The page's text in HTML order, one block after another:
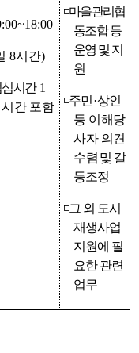
8시간)
심시간 1
시간 포함
◽마을관리협
동조합 등
운영 및 지
원
◽주민·상인
등 이해당
사자 의견
수렴 및 갈
등조정
◽그 외 도시
재생사업
지원에 필
요한 관련
업무